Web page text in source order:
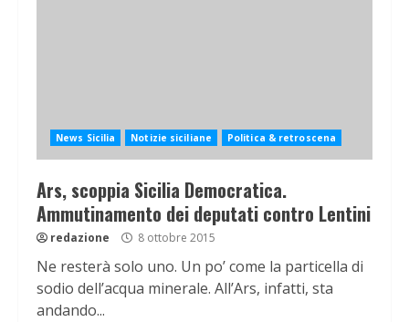
News Sicilia Notizie siciliane Politica & retroscena
Ars, scoppia Sicilia Democratica.
Ammutinamento dei deputati contro Lentini
redazione 8 ottobre 2015
Ne resterà solo uno. Un po’ come la particella di
sodio dell’acqua minerale. All’Ars, infatti, sta
andando...